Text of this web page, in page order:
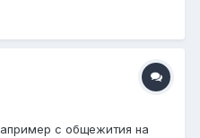
с общежития на